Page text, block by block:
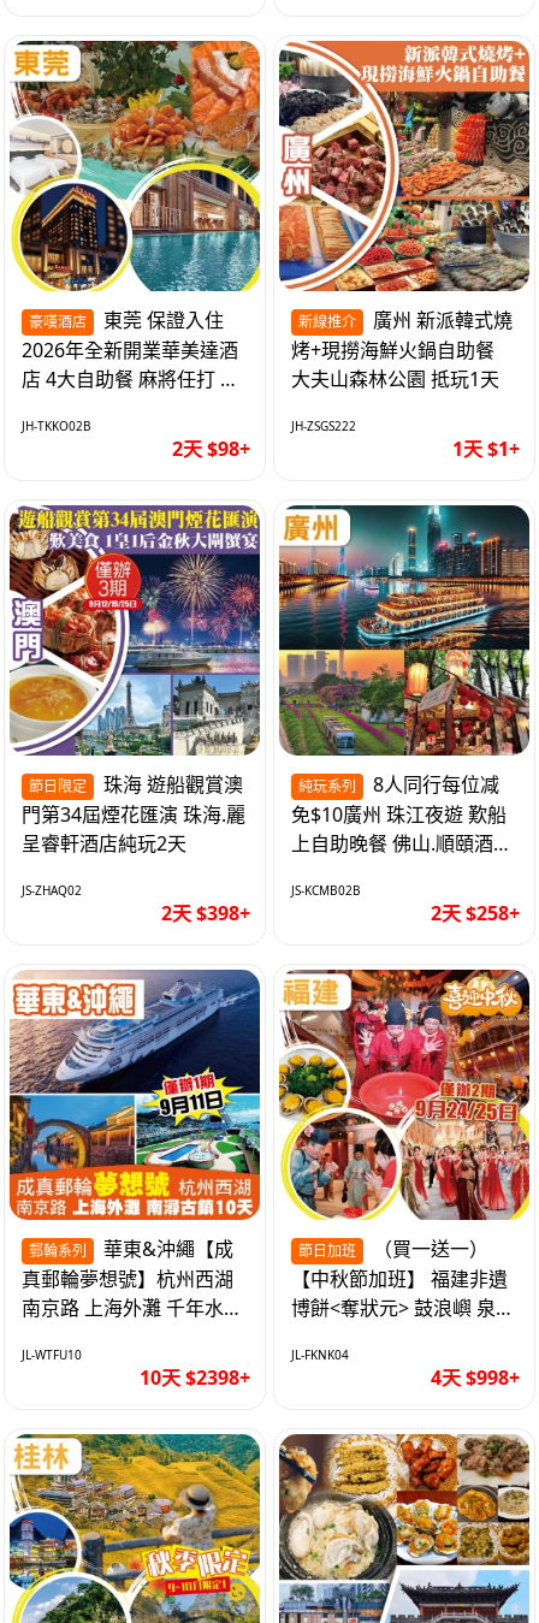
豪嘆酒店
2026年全新開業華美達酒
店 4大自助餐 麻將任打 抵
JH-TKKO02B
2天 $98+
新線推介
烤+現撈海鮮火鍋自助餐
大夫山森林公園 抵玩1天
JH-ZSGS222
1天 $1+
節日限定
門第34屆煙花匯演 珠海.麗
呈睿軒酒店純玩2天
JS-ZHAQ02
2天 $398+
純玩系列
免$10廣州 珠江夜遊 歎船
上自助晚餐 佛山.順頤酒店
JS-KCMB02B
2天 $258+
郵輪系列
真郵輪夢想號】杭州西湖
南京路 上海外灘 千年水鄉
自費10天
JL-WTFU10
10天 $2398+
節日加班
【中秋節加班】 福建非遺
博餅<奪狀元> 鼓浪嶼 泉州
車超值4天
JL-FKNK04
4天 $998+